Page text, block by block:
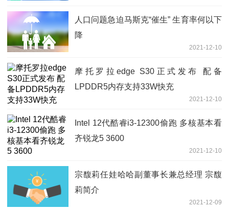
人口问题急迫马斯克“催生” 生育率何以下
降
2021-12-10
摩托罗拉edge S30正式发布 配备
LPDDR5内存支持33W快充
2021-12-10
Intel 12代酷睿i3-12300偷跑 多核基本看
齐锐龙5 3600
2021-12-10
宗馥莉任娃哈哈副董事长兼总经理 宗馥
莉简介
2021-12-09